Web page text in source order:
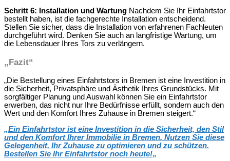
Schritt 6: Installation und Wartung Nachdem Sie Ihr Einfahrtstor
bestellt haben, ist die fachgerechte Installation entscheidend.
Stellen Sie sicher, dass die Installation von erfahrenen Fachleuten
durchgeführt wird. Denken Sie auch an langfristige Wartung, um
die Lebensdauer Ihres Tors zu verlängern.
„Fazit“
„Die Bestellung eines Einfahrtstors in Bremen ist eine Investition in
die Sicherheit, Privatsphäre und Ästhetik Ihres Grundstücks. Mit
sorgfältiger Planung und Auswahl können Sie ein Einfahrtstor
erwerben, das nicht nur Ihre Bedürfnisse erfüllt, sondern auch den
Wert und den Komfort Ihres Zuhause in Bremen steigert.“
„Ein Einfahrtstor ist eine Investition in die Sicherheit, den Stil
und den Komfort Ihrer Immobilie in Bremen. Nutzen Sie diese
Gelegenheit, Ihr Zuhause zu optimieren und zu schützen.
Bestellen Sie Ihr Einfahrtstor noch heute!„